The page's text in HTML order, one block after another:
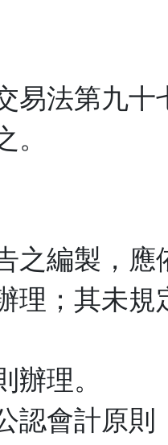
易法第九十
。
之編製，應
理；其未規
辦理。
認會計原則